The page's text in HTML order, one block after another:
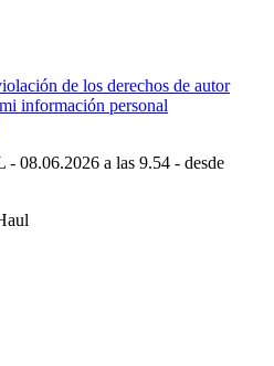
de los derechos de autor
información personal
08.06.2026 a las 9.54 - desde